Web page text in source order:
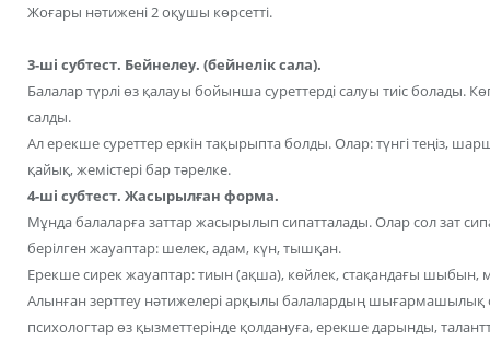
Жоғары нәтижені 2 оқушы көрсетті.
3-ші субтест. Бейнелеу. (бейнелік сала).
Балалар түрлі өз қалауы бойынша суреттерді салуы тиіс болады.
салды.
Ал ерекше суреттер еркін тақырыпта болды. Олар: түнгі теңіз,
қайық, жемістері бар тәрелке.
4-ші субтест. Жасырылған форма.
Мұнда балаларға заттар жасырылып сипатталады. Олар сол зат
берілген жауаптар: шелек, адам, күн, тышқан.
Ерекше сирек жауаптар: тиын (ақша), көйлек, стақандағы шыбын,
Алынған зерттеу нәтижелері арқылы балалардың шығармашылық
психологтар өз қызметтерінде қолдануға, ерекше дарынды,